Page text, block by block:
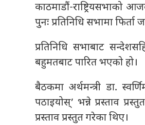
काठमाडौं-राष्ट्रियसभाको
पुनः प्रतिनिधि सभामा फिर्ता
प्रतिनिधि सभाबाट
बहुमतबाट पारित भएको हो।
बैठकमा अर्थमन्त्री डा.
पठाइयोस्’ भन्ने प्रस्ताव
प्रस्ताव प्रस्तुत गरेका थिए।